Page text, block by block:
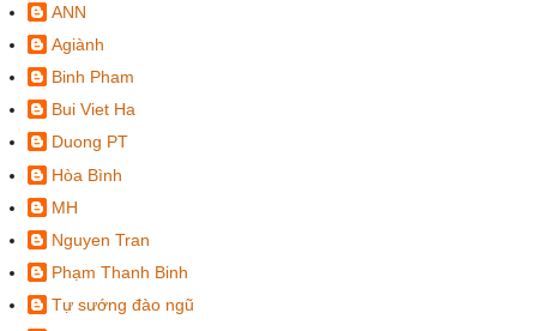
ANN
Agiành
Binh Pham
Bui Viet Ha
Duong PT
Hòa Bình
MH
Nguyen Tran
Phạm Thanh Binh
Tự sướng đào ngũ